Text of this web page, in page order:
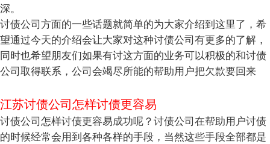
深。
讨债公司方面的一些话题就简单的为大家介绍到这里了，希
望通过今天的介绍会让大家对这种讨债公司有更多的了解，
同时也希望朋友们如果有讨这方面的业务可以积极的和讨债
公司取得联系，公司会竭尽所能的帮助用户把欠款要回来
江苏讨债公司怎样讨债更容易
讨债公司怎样讨债更容易成功呢？讨债公司在帮助用户讨债
的时候经常会用到各种各样的手段，当然这些手段全部都是